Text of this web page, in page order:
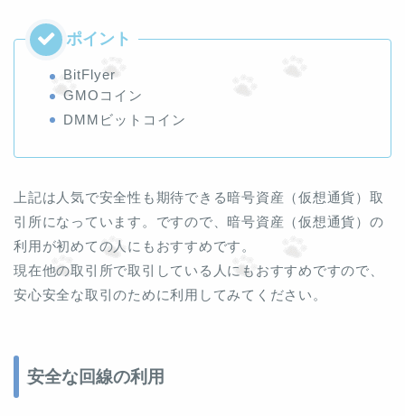
BitFlyer
GMOコイン
DMMビットコイン
上記は人気で安全性も期待できる暗号資産（仮想通貨）取
引所になっています。ですので、暗号資産（仮想通貨）の
利用が初めての人にもおすすめです。
現在他の取引所で取引している人にもおすすめですので、
安心安全な取引のために利用してみてください。
安全な回線の利用